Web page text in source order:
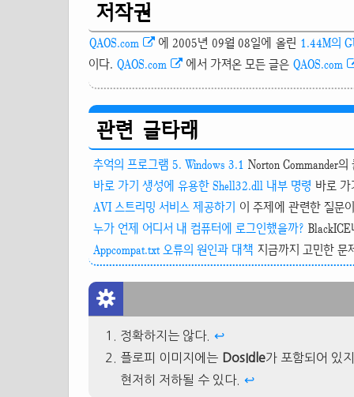
저작권
QAOS.com 에 2005년 09월 08일에 올린 1.44M의
이다. QAOS.com 에서 가져온 모든 글은 QAOS.com
관련 글타래
추억의 프로그램 5. Windows 3.1 Norton Commander
바로 가기 생성에 유용한 Shell32.dll 내부 명령 바로 가
AVI 스트리밍 서비스 제공하기 이 주제에 관련한 질문
누가 언제 어디서 내 컴퓨터에 로그인했을까?
Appcompat.txt 오류의 원인과 대책 지금까지 고민한 문
정확하지는 않다. ↩
플로피 이미지에는 DosIdle가 포함되어 있
현저히 저하될 수 있다. ↩